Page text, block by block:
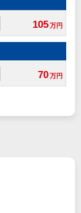
105万円
70万円